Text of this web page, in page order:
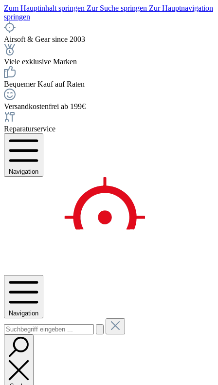
Zum Hauptinhalt springen Zur Suche springen Zur Hauptnavigation
springen
Airsoft & Gear since 2003
Viele exklusive Marken
Bequemer Kauf auf Raten
Versandkostenfrei ab 199€
Reparaturservice
Navigation
Navigation